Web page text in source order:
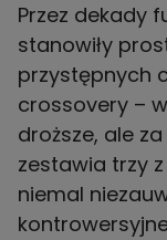
Przez dekady
stanowiły
przystępnych
crossovery –
droższe, ale
zestawia trzy
niemal